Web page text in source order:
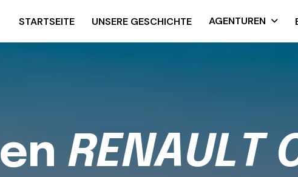
STARTSEITE UNSERE GESCHICHTE AGENTUREN
en RENAULT